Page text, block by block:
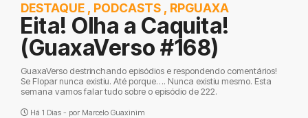
DESTAQUE , PODCASTS , RPGUAXA
Eita! Olha a Caquita!
(GuaxaVerso #168)
GuaxaVerso destrinchando episódios e respondendo comentários!
Se Flopar nunca existiu. Até porque…. Nunca existiu mesmo. Esta
semana vamos falar tudo sobre o episódio de 222.
Há 1 Dias - por Marcelo Guaxinim